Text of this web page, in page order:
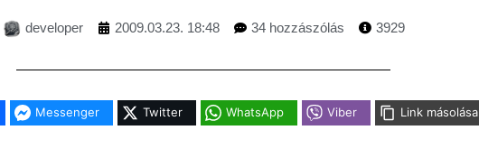
developer 2009.03.23. 18:48 34 hozzászólás 3929
Messenger Twitter WhatsApp Viber Link másolása